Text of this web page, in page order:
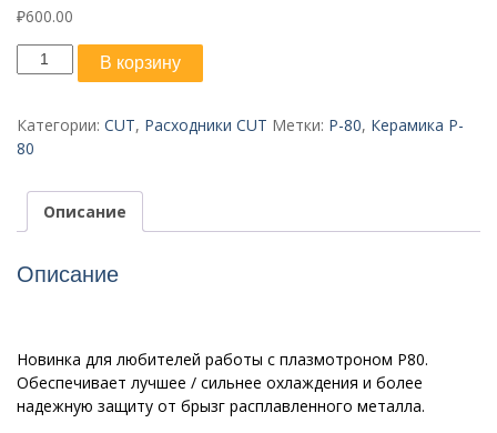
₽600.00
Количество
товара
экран
P-
В корзину
Категории: CUT, Расходники CUT Метки: P-80, Керамика P-
80
Описание
Описание
Новинка для любителей работы с плазмотроном Р80.
Обеспечивает лучшее / сильнее охлаждения и более
надежную защиту от брызг расплавленного металла.